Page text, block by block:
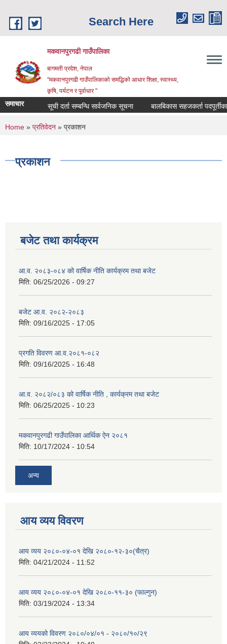
Search Here
मकवानपुरगढी गाउँपालिका
बागमती प्रदेश, नेपाल
"मकवानपुरगढी गाउँपालिकाको समद्धिको आधार शिक्षा, स्‍वास्‍थ्‍य,
कृषि, पर्यटन र पूर्वाधार "
समाचार सूची दर्ता सम्बन्धि सार्वजनिक सूचना बालबिकास सहजकर्ता पदपूर्तीका लागि
You are here
Home » प्रतिवेदन » प्रकाशन
प्रकाशन
बजेट तथा कार्यक्रम
आ.व. २०८३-०८४ को वार्षिक नीति कार्यक्रम तथा बजेट
मिति: 06/25/2026 - 09:27
बजेट आ.व. २०८२-२०८३
मिति: 09/16/2025 - 17:05
प्रगति विवरण आ.व.२०८१-०८२
मिति: 09/16/2025 - 16:48
आ.व. २०८२/०८३ को वार्षिक नीति , कार्यक्रम तथा बजेट
मिति: 06/25/2025 - 10:23
मकवानपुरगढी गाउँपालिका आर्थिक ‌‌‌ऐन २०८१
मिति: 10/17/2024 - 10:54
अन्य
आय व्यय विवरण
आय व्यय २०८०-०४-०१ देखि २०८०-१२-३०(चैत्र)
मिति: 04/21/2024 - 11:52
आय व्यय २०८०-०४-०१ देखि २०८०-११-३० (फाल्गुन)
मिति: 03/19/2024 - 13:34
आय व्ययको विवरण २०८०/०४/०१ - २०८०/१०/२९